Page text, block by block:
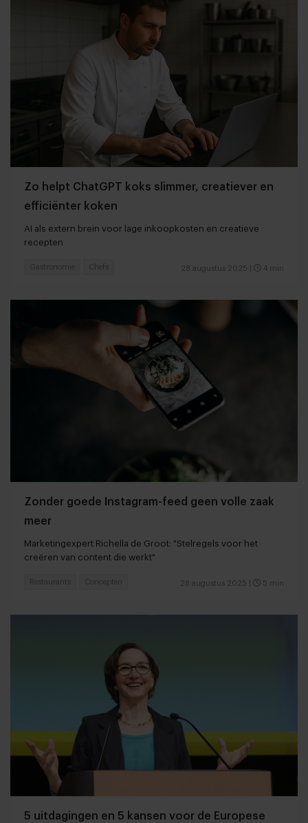
Zo helpt ChatGPT koks slimmer, creatiever en
efficiënter koken
AI als extern brein voor lage inkoopkosten en creatieve
recepten
28 augustus 2025 4 min
Gastronomie Chefs
Zonder goede Instagram-feed geen volle zaak
meer
Marketingexpert Richella de Groot: "Stelregels voor het
creëren van content die werkt"
28 augustus 2025 5 min
Restaurants Concepten
5 uitdagingen en 5 kansen voor de Europese